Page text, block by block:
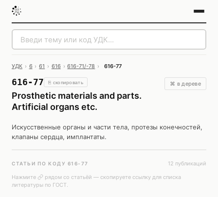
УДК › 6 › 61 › 616 › 616-71/-78 › 616-77
616-77 ⎘ скопировать
Prosthetic materials and parts.
Artificial organs etc.
⌘ в дереве
Искусственные органы и части тела, протезы конечностей,
клапаны сердца, имплантаты.
СТАТЬИ ПО КОДУ 616-77
12 публикаций
Нажмите
рядом со статьёй — скопируете ссылку для списка
литературы по ГОСТ.